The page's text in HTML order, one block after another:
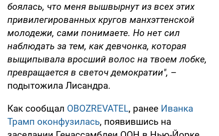
боялась, что меня вышвырнут из всех этих
привилегированных кругов манхэттенской
молодежи, сами понимаете. Но нет сил
наблюдать за тем, как девчонка, которая
выщипывала вросший волос на твоем лобке,
превращается в светоч демократии", –
подытожила Лисандра.
Как сообщал OBOZREVATEL, ранее Иванка
Трамп оконфузилась, появившись на